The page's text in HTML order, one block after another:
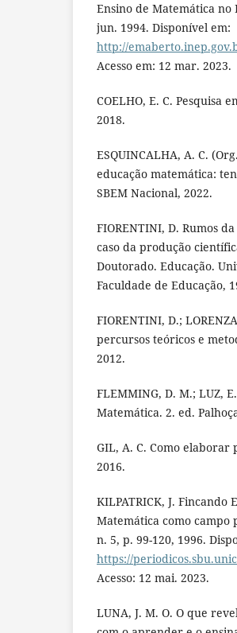
Ensino de Matemática no
jun. 1994. Disponível em:
http://
Acesso em: 12 mar. 2023.
COELHO, E. C. Pesquisa
2018.
ESQUINCALHA, A. C.
educação matemática:
SBEM Nacional, 2022.
FIORENTINI, D. Rumos
caso da produção
Doutorado. Educação.
Faculdade de Educação,
FIORENTINI, D.;
percursos teóricos e
2012.
FLEMMING, D. M.; LUZ,
Matemática. 2. ed.
GIL, A. C. Como elaborar
2016.
KILPATRICK, J.
Matemática como campo
n. 5, p. 99-120, 1996.
https://
Acesso: 12 mai. 2023.
LUNA, J. M. O. O que